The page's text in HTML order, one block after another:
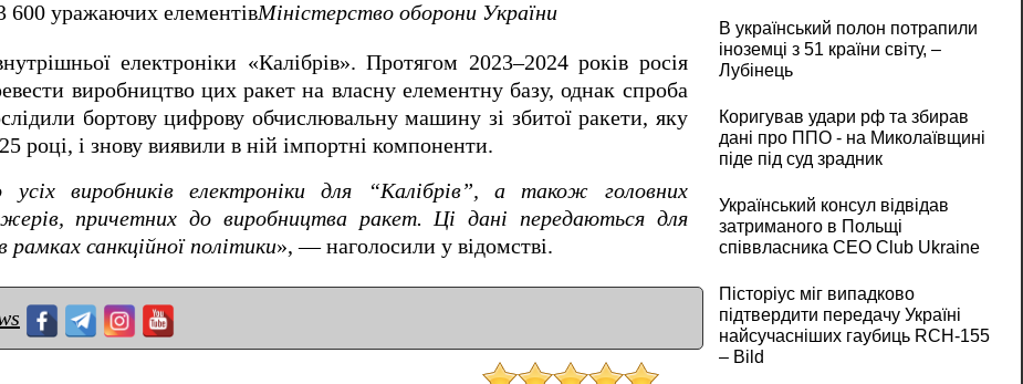
600 уражаючих елементівМіністерство оборони України
електроніки «Калібрів». Протягом 2023–2024 років росія
виробництво цих ракет на власну елементну базу, однак спроба
бортову цифрову обчислювальну машину зі збитої ракети, яку
році, і знову виявили в ній імпортні компоненти.
усіх виробників електроніки для “Калібрів”, а також головних
причетних до виробництва ракет. Ці дані передаються для
санкційної політики», — наголосили у відомстві.
В український полон потрапили
іноземці з 51 країни світу, –
Лубінець
Коригував удари рф та збирав
дані про ППО - на Миколаївщині
піде під суд зрадник
Український консул відвідав
затриманого в Польщі
співвласника CEO Club Ukraine
Пісторіус міг випадково
підтвердити передачу Україні
найсучасніших гаубиць RCH-155
– Bild